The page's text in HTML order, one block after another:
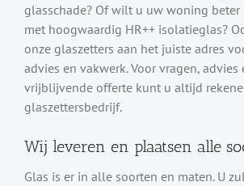
glasschade? Of wilt u uw woning
met hoogwaardig HR++ isolatieglas?
onze glaszetters aan het juiste adres
advies en vakwerk. Voor vragen, advies
vrijblijvende offerte kunt u altijd
glaszettersbedrijf.
Wij leveren en plaatsen alle
Glas is er in alle soorten en maten. U